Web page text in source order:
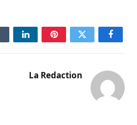
فيسبوكتويتر بينتيريستلينكدإن
La Redaction